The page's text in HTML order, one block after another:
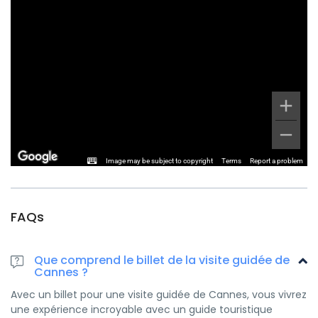
Image may be subject to copyright Terms Report a problem
FAQs
Que comprend le billet de la visite guidée de
Cannes ?
Avec un billet pour une visite guidée de Cannes, vous vivrez
une expérience incroyable avec un guide touristique